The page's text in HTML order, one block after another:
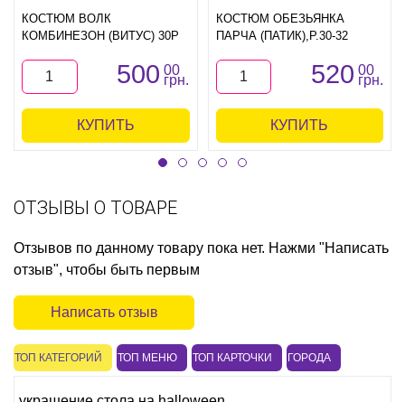
КОСТЮМ ВОЛК
КОМБИНЕЗОН (ВИТУС) 30Р
500 00
грн.
КУПИТЬ
КОСТЮМ ОБЕЗЬЯНКА
ПАРЧА (ПАТИК),Р.30-32
520 00
грн.
КУПИТЬ
ОТЗЫВЫ О ТОВАРЕ
Отзывов по данному товару пока нет. Нажми "Написать
отзыв", чтобы быть первым
Написать отзыв
ТОП КАТЕГОРИЙ ТОП МЕНЮ ТОП КАРТОЧКИ ГОРОДА